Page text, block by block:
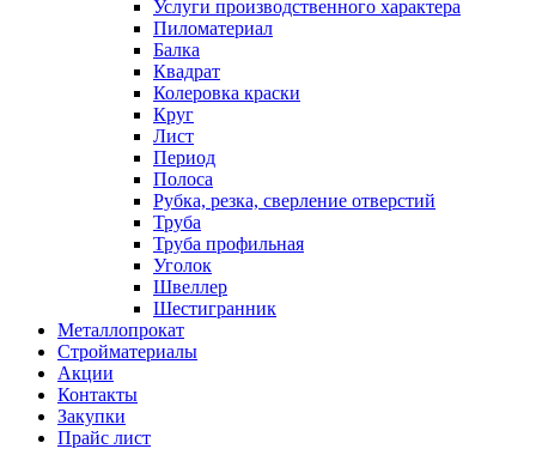
Услуги производственного характера
Пиломатериал
Балка
Квадрат
Колеровка краски
Круг
Лист
Период
Полоса
Рубка, резка, сверление отверстий
Труба
Труба профильная
Уголок
Швеллер
Шестигранник
Металлопрокат
Стройматериалы
Акции
Контакты
Закупки
Прайс лист